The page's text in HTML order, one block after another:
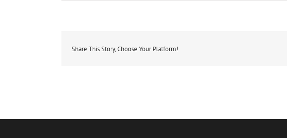
Share This Story, Choose Your Platform!